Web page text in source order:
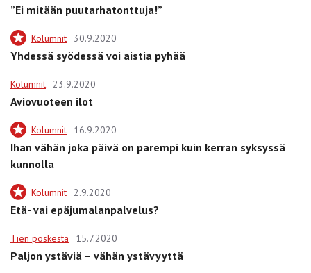
”Ei mitään puutarhatonttuja!”
Kolumnit 30.9.2020
Yhdessä syödessä voi aistia pyhää
Kolumnit 23.9.2020
Aviovuoteen ilot
Kolumnit 16.9.2020
Ihan vähän joka päivä on parempi kuin kerran syksyssä
kunnolla
Kolumnit 2.9.2020
Etä- vai epäjumalanpalvelus?
Tien poskesta 15.7.2020
Paljon ystäviä – vähän ystävyyttä